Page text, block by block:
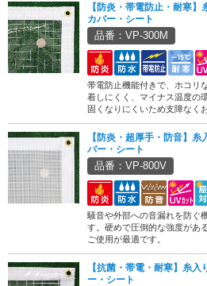
【防炎・帯電防止・耐寒
カバー・シート
品番：VP-300M
帯電防止機能付きで、ホコリ
着しにくく、マイナス温度の
固くなりにくいため支障なく
【防炎・超厚手・防音】糸
バー・シート
品番：VP-800V
騒音や外部への音漏れを防ぐ
す。硬めで圧倒的な強度があ
ご使用が最適です。
【抗菌・帯電・耐寒】糸
ー・シート